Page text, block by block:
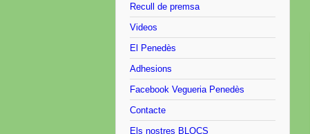
Recull de premsa
Videos
El Penedès
Adhesions
Facebook Vegueria Penedès
Contacte
Els nostres BLOCS